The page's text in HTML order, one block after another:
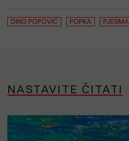
DINO POPOVIĆ POPKA PJESMA
NASTAVITE ČITATI